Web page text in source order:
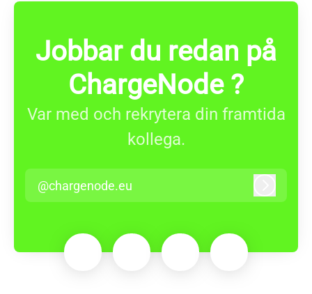
Jobbar du redan på
ChargeNode ?
Var med och rekrytera din framtida
kollega.
@chargenode.eu